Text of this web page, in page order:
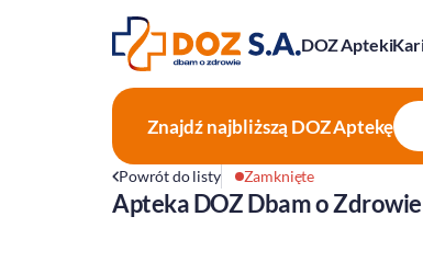
DOZ Apteki
Znajdź najbliższą DOZ Aptekę
Powrót do listy Zamknięte
Apteka DOZ Dbam o Zdrowie